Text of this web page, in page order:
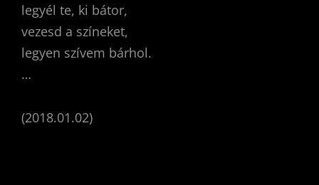
legyél te, ki bátor,
vezesd a színeket,
legyen szívem bárhol.
…
(2018.01.02)